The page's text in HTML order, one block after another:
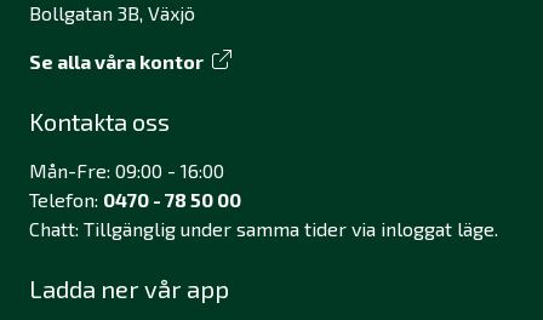
Bollgatan 3B, Växjö
Se alla våra kontor
Kontakta oss
Mån-Fre: 09:00 - 16:00
Telefon: 0470 - 78 50 00
Chatt: Tillgänglig under samma tider via inloggat läge.
Ladda ner vår app